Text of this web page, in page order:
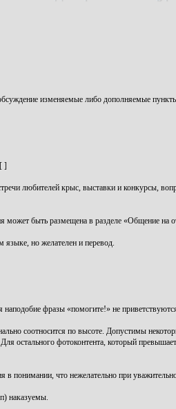
изменяемые либо дополняемые
]
любителей крыс, выставки и конкурсы,
быть размещена в разделе «Общение на
но желателен и перевод.
фразы «помогите!» не
соотносится по высоте. Допустимы
фотоконтента, который
что нежелательно при
наказуемы.